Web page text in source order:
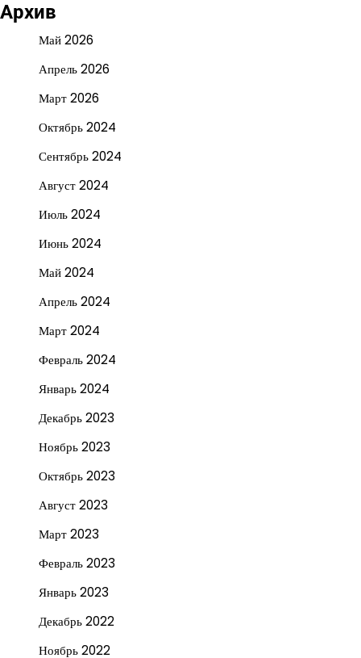
Архив
Май 2026
Апрель 2026
Март 2026
Октябрь 2024
Сентябрь 2024
Август 2024
Июль 2024
Июнь 2024
Май 2024
Апрель 2024
Март 2024
Февраль 2024
Январь 2024
Декабрь 2023
Ноябрь 2023
Октябрь 2023
Август 2023
Март 2023
Февраль 2023
Январь 2023
Декабрь 2022
Ноябрь 2022